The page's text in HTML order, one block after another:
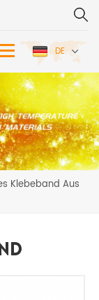
DE
Klebeband Aus